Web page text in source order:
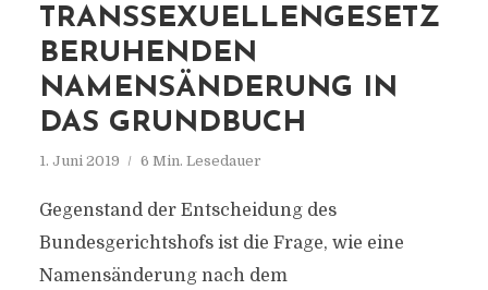
TRANSSEXUELLENGESETZ
BERUHENDEN
NAMENSÄNDERUNG IN
DAS GRUNDBUCH
1. Juni 2019 6 Min. Lesedauer
Gegenstand der Entscheidung des
Bundesgerichtshofs ist die Frage, wie eine
Namensänderung nach dem